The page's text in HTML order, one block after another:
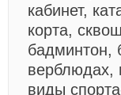
кабинет,
корта,
бадминтон,
верблюдах,
виды